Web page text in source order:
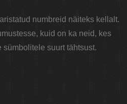
numbreid näiteks kellalt.
kuid on ka neid, kes
suurt tähtsust.